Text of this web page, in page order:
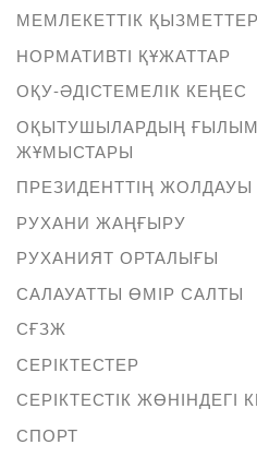
МЕМЛЕКЕТТІК ҚЫЗМЕТТЕР
НОРМАТИВТІ ҚҰЖАТТАР
ОҚУ-ӘДІСТЕМЕЛІК КЕҢЕС
ОҚЫТУШЫЛАРДЫҢ
ЖҰМЫСТАРЫ
ПРЕЗИДЕНТТІҢ ЖОЛДАУЫ
РУХАНИ ЖАҢҒЫРУ
РУХАНИЯТ ОРТАЛЫҒЫ
САЛАУАТТЫ ӨМІР САЛТЫ
СҒЗЖ
СЕРІКТЕСТЕР
СЕРІКТЕСТІК ЖӨНІНДЕГІ
СПОРТ